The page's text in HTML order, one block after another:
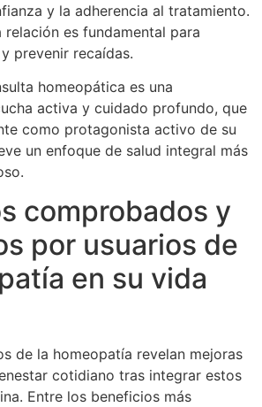
y la adherencia al tratamiento.
es fundamental para
prevenir recaídas.
homeopática es una
activa y cuidado profundo, que
como protagonista activo de su
un enfoque de salud integral más
comprobados y
por usuarios de
en su vida
de la homeopatía revelan mejoras
cotidiano tras integrar estos
Entre los beneficios más